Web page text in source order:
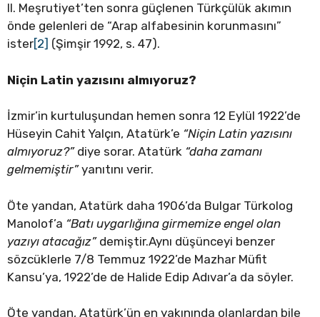
II. Meşrutiyet’ten sonra güçlenen Türkçülük akımın
önde gelenleri de “Arap alfabesinin korunmasını”
ister[2] (Şimşir 1992, s. 47).
Niçin Latin yazısını almıyoruz?
İzmir’in kurtuluşundan hemen sonra 12 Eylül 1922’de
Hüseyin Cahit Yalçın, Atatürk’e “Niçin Latin yazısını
almıyoruz?”diye sorar. Atatürk “daha zamanı
gelmemiştir”yanıtını verir.
Öte yandan, Atatürk daha 1906’da Bulgar Türkolog
Manolof’a “Batı uygarlığına girmemize engel olan
yazıyı atacağız” demiştir.Aynı düşünceyi benzer
sözcüklerle 7/8 Temmuz 1922’de Mazhar Müfit
Kansu’ya, 1922’de de Halide Edip Adıvar’a da söyler.
Öte yandan, Atatürk’ün en yakınında olanlardan bile